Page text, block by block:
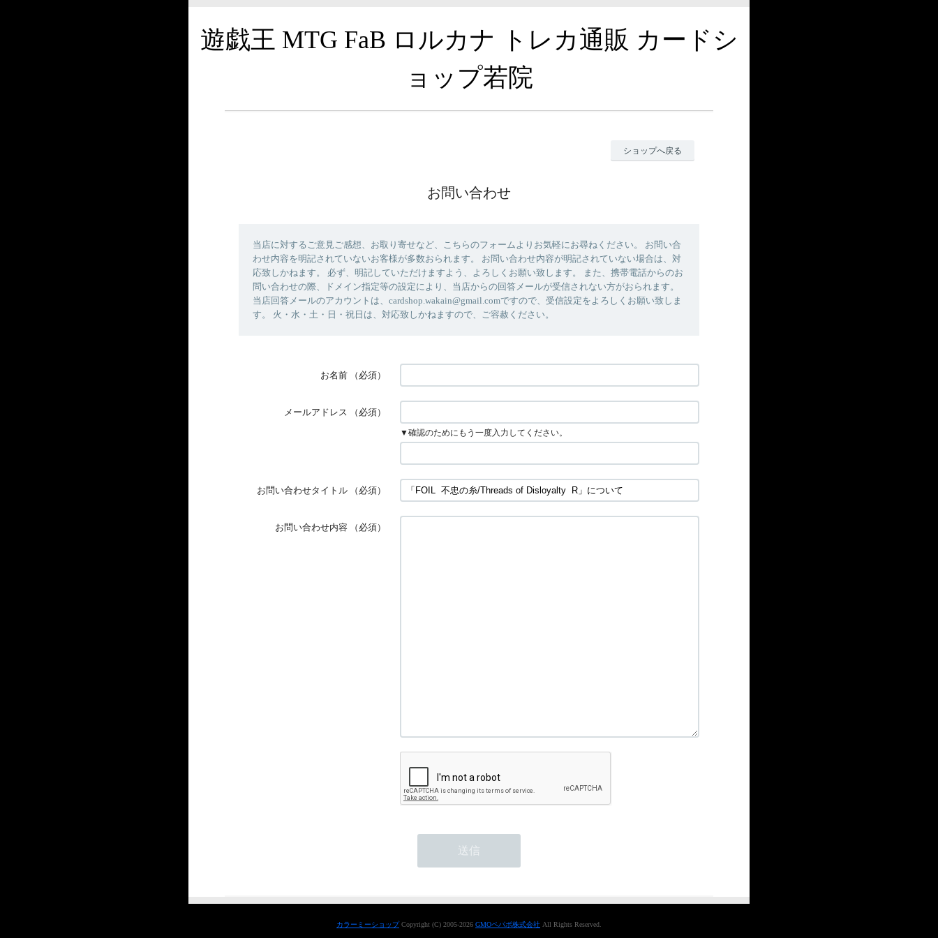
遊戯王 MTG FaB ロルカナ トレカ通販 カードシ
ョップ若院
ショップへ戻る
お問い合わせ
当店に対するご意見ご感想、お取り寄せなど、こちらのフォームよりお気軽にお尋ねください。 お問い合
わせ内容を明記されていないお客様が多数おられます。 お問い合わせ内容が明記されていない場合は、対
応致しかねます。 必ず、明記していただけますよう、よろしくお願い致します。 また、携帯電話からのお
問い合わせの際、ドメイン指定等の設定により、当店からの回答メールが受信されない方がおられます。
当店回答メールのアカウントは、cardshop.wakain@gmail.comですので、受信設定をよろしくお願い致しま
す。 火・水・土・日・祝日は、対応致しかねますので、ご容赦ください。
お名前 （必須）
メールアドレス （必須）
▼確認のためにもう一度入力してください。
お問い合わせタイトル （必須）
お問い合わせ内容 （必須）
カラーミーショップCopyright (C) 2005-2026 GMOペパボ株式会社 All Rights Reserved.